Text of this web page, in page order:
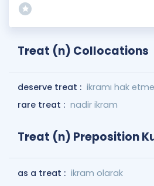
Treat (n) Collocations
deserve treat : ikramı hak
rare treat : nadir ikram
Treat (n) Preposition
as a treat : ikram olarak